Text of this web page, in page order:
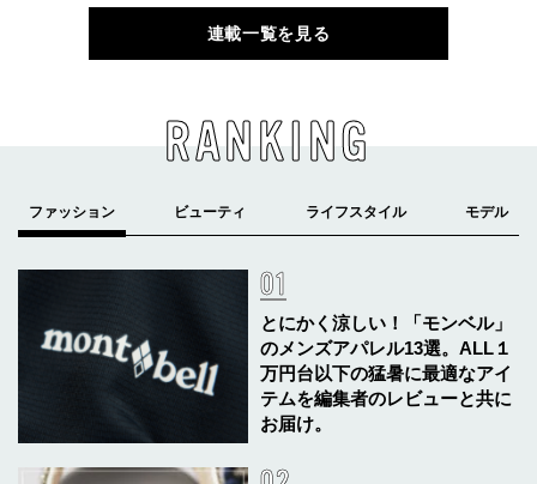
連載一覧を見る
RANKING
とにかく涼しい！「モンベル」
のメンズアパレル13選。ALL１
万円台以下の猛暑に最適なアイ
テムを編集者のレビューと共に
お届け。